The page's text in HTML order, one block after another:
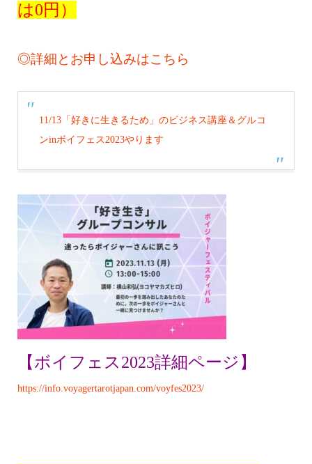
は0円）
◎詳細とお申し込みはこちら
11/13「好きに生きるため」のビジネス講座＆グルコ
ンinボイフェス2023やります
【ボイフェス2023詳細ページ】
https://info.voyagertarotjapan.com/voyfes2023/